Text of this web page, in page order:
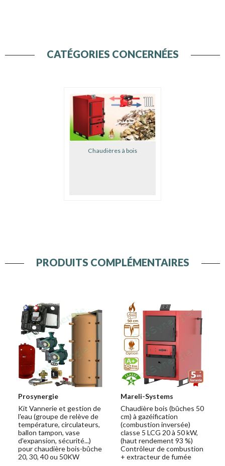
CATÉGORIES CONCERNÉES
Chaudières à bois
PRODUITS COMPLÉMENTAIRES
Prosynergie
Kit Vannerie et gestion de
l'eau (groupe de relève de
température, circulateurs,
ballon tampon, vase
d'expansion, sécurité...)
pour chaudière bois-bûche
20, 30, 40 ou 50KW
Mareli-Systems
Chaudière bois (bûches 50
cm) à gazéification
(combustion inversée)
classe 5 LCG 20 à 50 kW,
(haut rendement 93 %)
Contrôleur de combustion
+ extracteur de fumée